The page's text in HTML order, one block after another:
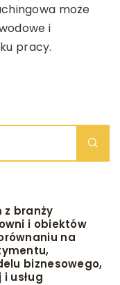
może
i
pracy.
z branży
i obiektów
na
biznesowego,
usług